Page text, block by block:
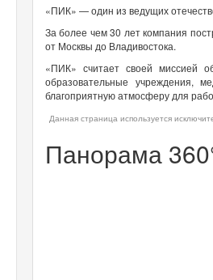
«ПИК» — один из ведущих
За более чем 30 лет компания
от Москвы до Владивостока.
«ПИК» считает своей миссией
образовательные учреждения,
благоприятную атмосферу для
Данная страница используется
Панорама